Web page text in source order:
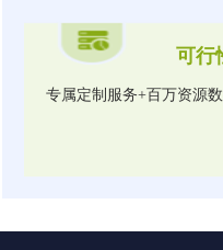
可行
专属定制服务+百万资源